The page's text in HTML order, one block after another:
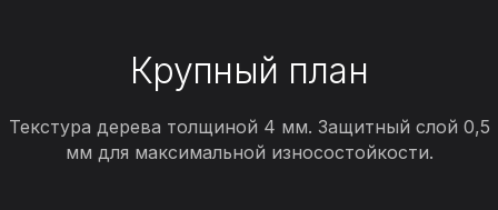
Крупный план
Текстура дерева толщиной 4 мм. Защитный слой 0,5
мм для максимальной износостойкости.